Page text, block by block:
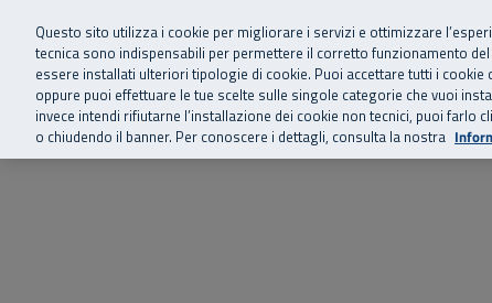
Vai al menu principale
Vai al contenuto principale
Vai al Footer
SuperAbile - il Contact Center Inail per il mondo della disabilità
Home Chi siamo Storie, news
Questo sito utilizza i cookie per migliorare i servizi e ottimizzare
tecnica sono indispensabili per permettere il corretto funzionamento
essere installati ulteriori tipologie di cookie. Puoi accettare tutti i cookie
oppure puoi effettuare le tue scelte sulle singole categorie che vuoi
invece intendi rifiutarne l’installazione dei cookie non tecnici, puoi farlo
o chiudendo il banner. Per conoscere i dettagli, consulta la nostra